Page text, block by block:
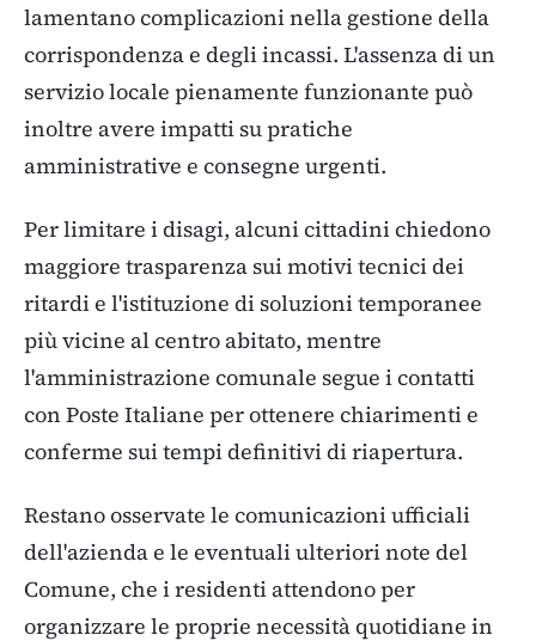
lamentano complicazioni nella gestione della
corrispondenza e degli incassi. L'assenza di un
servizio locale pienamente funzionante può
inoltre avere impatti su pratiche
amministrative e consegne urgenti.
Per limitare i disagi, alcuni cittadini chiedono
maggiore trasparenza sui motivi tecnici dei
ritardi e l'istituzione di soluzioni temporanee
più vicine al centro abitato, mentre
l'amministrazione comunale segue i contatti
con Poste Italiane per ottenere chiarimenti e
conferme sui tempi definitivi di riapertura.
Restano osservate le comunicazioni ufficiali
dell'azienda e le eventuali ulteriori note del
Comune, che i residenti attendono per
organizzare le proprie necessità quotidiane in